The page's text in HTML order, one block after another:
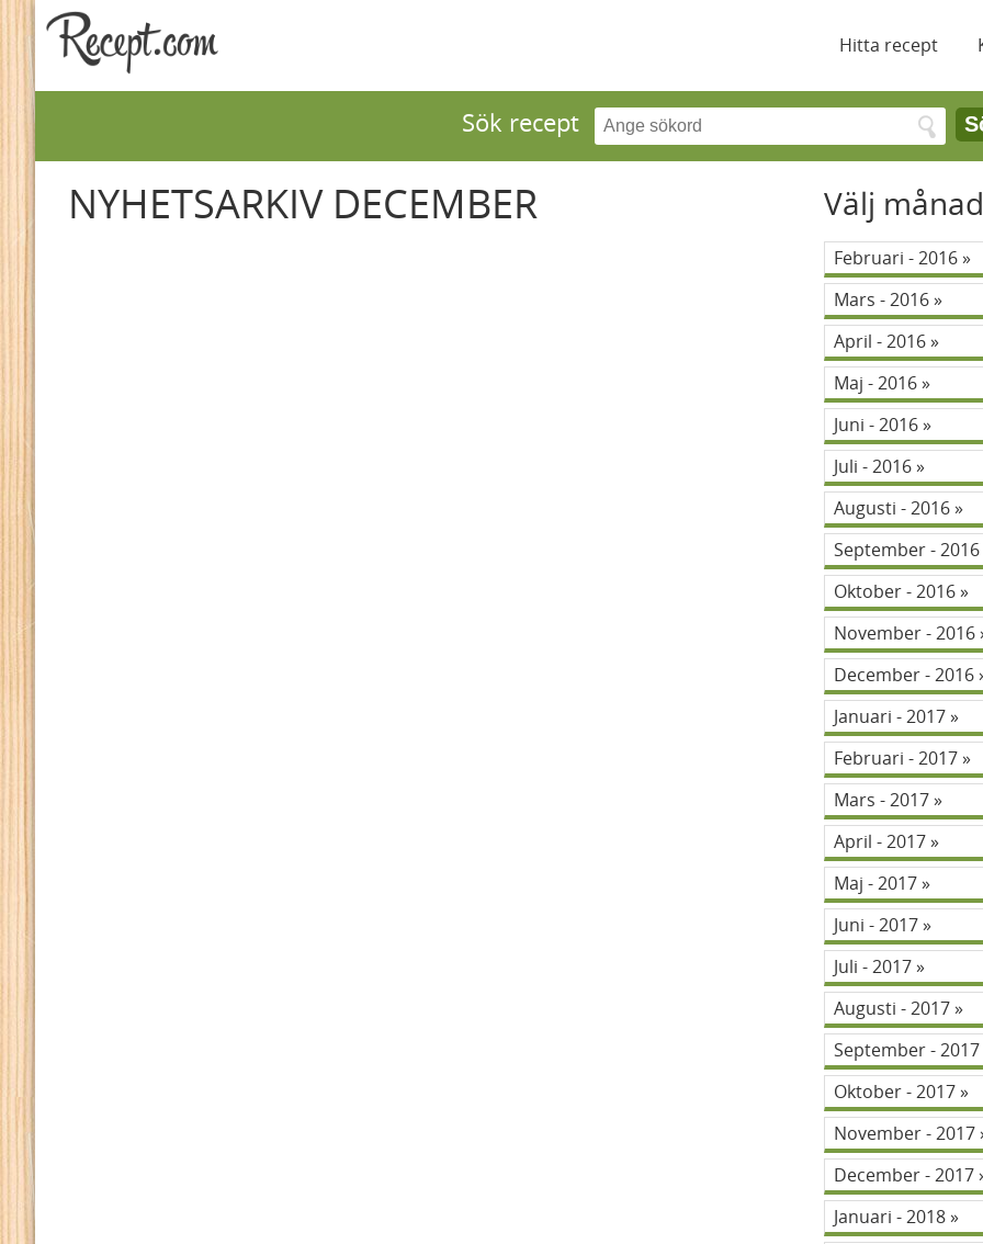
Hitta recept
Sök recept
NYHETSARKIV DECEMBER Välj månad
Februari - 2016
Mars - 2016
April - 2016
Maj - 2016
Juni - 2016
Juli - 2016
Augusti - 2016
September - 2016
Oktober - 2016
November - 2016
December - 2016
Januari - 2017
Februari - 2017
Mars - 2017
April - 2017
Maj - 2017
Juni - 2017
Juli - 2017
Augusti - 2017
September - 2017
Oktober - 2017
November - 2017
December - 2017
Januari - 2018